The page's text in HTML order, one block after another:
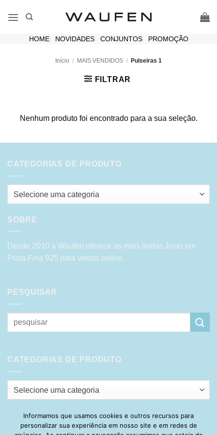
HOME| NOVIDADES| CONJUNTOS| PROMOÇÃO
Início / MAIS VENDIDOS / Pulseiras 1
FILTRAR
Nenhum produto foi encontrado para a sua seleção.
CATEGORIAS DE PRODUTO
Selecione uma categoria
SOBRE
Desde 2010 a Waufen oferece as mais lindas Joias em
Prata Fina 925 para venda online.
PESQUISAR
Pesquisar
por:
CATEGORIAS DE PRODUTO
Selecione uma categoria
Visa PayPal Stripe MasterCard
Cash
Informamos que usamos cookies e outros recursos para
personalizar sua experiência em nosso site e em redes de